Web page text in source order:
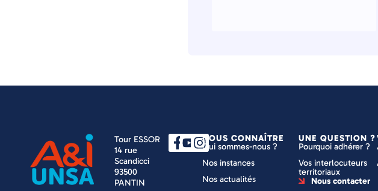
Tour ESSOR
14 rue
Scandicci
93500
PANTIN
NOUS CONNAÎTRE
Qui sommes-nous ?
Nos instances
Nos actualités
UNE QUESTION ?
Pourquoi adhérer ?
Vos interlocuteurs
territoriaux
Nous contacter